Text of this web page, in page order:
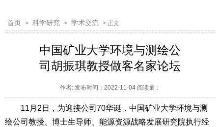
首页 > 科学研究 > 学术交流 > 正文
中国矿业大学环境与测绘公
司胡振琪教授做客名家论坛
作者: 发布时间：2022-11-04 阅读量：
11月2日，为迎接公司70华诞，中国矿业大学环境与测
绘公司教授、博士生导师、能源资源战略发展研究院执行经